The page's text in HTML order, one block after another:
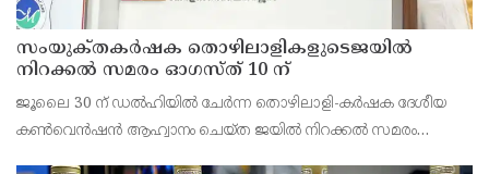
സംയുക്‌തകർഷക തൊഴിലാളികളുടെജയിൽ
നിറക്കൽ സമരം ഓഗസ്ത് 10 ന്
ജൂലൈ 30 ന് ഡൽഹിയിൽ ചേർന്ന തൊഴിലാളി-കർഷക ദേശീയ
കൺവെൻഷൻ ആഹ്വാനം ചെയ്ത ജയിൽ നിറക്കൽ സമരം